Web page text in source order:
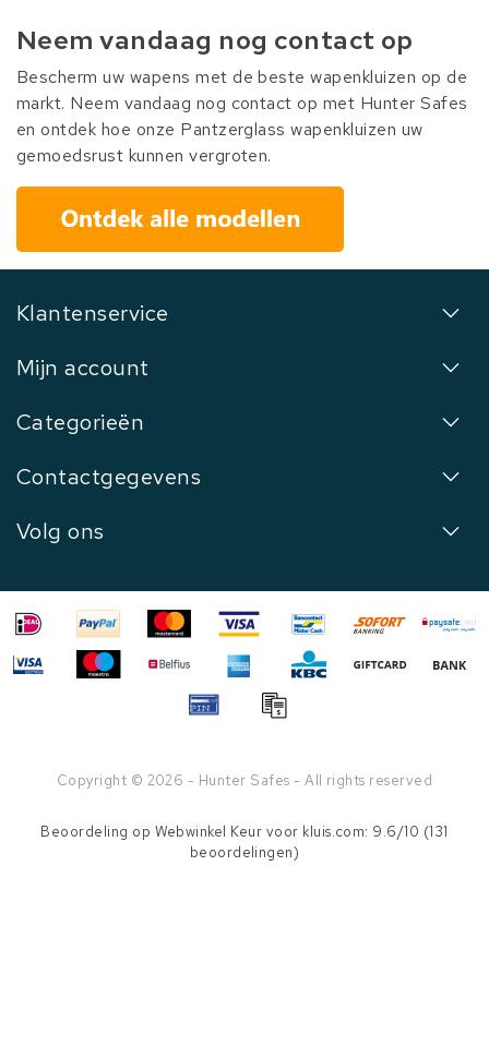
Neem vandaag nog contact op
Bescherm uw wapens met de beste wapenkluizen op de
markt. Neem vandaag nog contact op met Hunter Safes
en ontdek hoe onze Pantzerglass wapenkluizen uw
gemoedsrust kunnen vergroten.
Klantenservice
Mijn account
Categorieën
Contactgegevens
Volg ons
Copyright © 2026 - Hunter Safes - All rights reserved
Beoordeling op Webwinkel Keur voor kluis.com: 9.6/10 (131
beoordelingen)